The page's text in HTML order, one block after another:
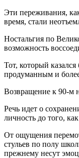
Эти переживания,
время, стали
Ностальгия по
возможность
Тот, который
продуманным и
Возвращение к 90-м
Речь идет о
личность до того,
От ощущения
стульев по полу
прежнему несут